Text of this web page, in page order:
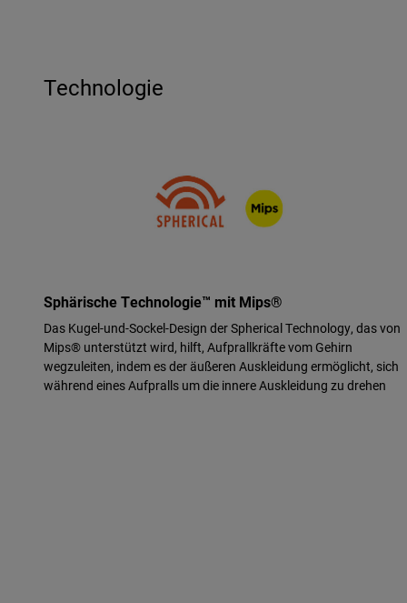
Technologie
Sphärische Technologie™ mit Mips®
Das Kugel-und-Sockel-Design der Spherical Technology, das von
Mips® unterstützt wird, hilft, Aufprallkräfte vom Gehirn
wegzuleiten, indem es der äußeren Auskleidung ermöglicht, sich
während eines Aufpralls um die innere Auskleidung zu drehen